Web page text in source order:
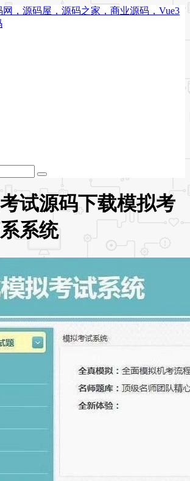
试源码下载模拟考
系统